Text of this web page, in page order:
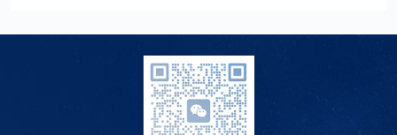
源之一。应定期对蓄电池进行充电和维护，确保其性能稳定。
拆下蓄电池后，应在极柱上涂上润滑脂，存放在避光、通风、
温度不低于10℃的室内。散热器保养：由于玉米青储收割机工